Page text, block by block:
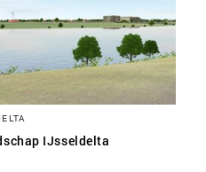
IJsseldelta